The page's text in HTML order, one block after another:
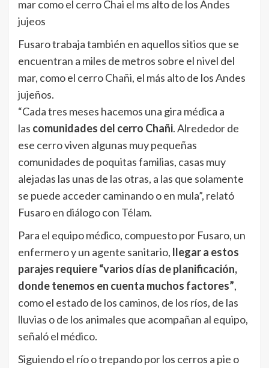
Fusaro trabaja también en aquellos sitios que se
encuentran a miles de metros sobre el nivel del
mar, como el cerro Chañi, el más alto de los Andes
jujeños.
“Cada tres meses hacemos una gira médica a
las comunidades del cerro Chañi. Alrededor de
ese cerro viven algunas muy pequeñas
comunidades de poquitas familias, casas muy
alejadas las unas de las otras, a las que solamente
se puede acceder caminando o en mula”, relató
Fusaro en diálogo con Télam.
Para el equipo médico, compuesto por Fusaro, un
enfermero y un agente sanitario, llegar a estos
parajes requiere “varios días de planificación,
donde tenemos en cuenta muchos factores”,
como el estado de los caminos, de los ríos, de las
lluvias o de los animales que acompañan al equipo,
señaló el médico.
Siguiendo el río o trepando por los cerros a pie o